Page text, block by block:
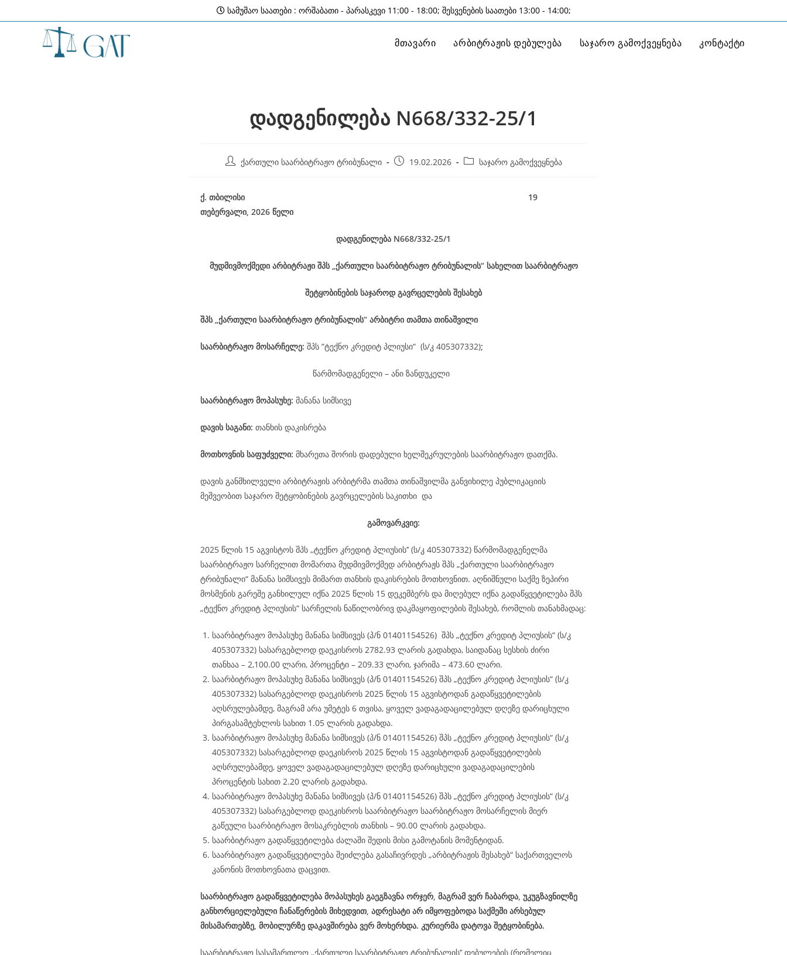
to
სამუშაო საათები : ორშაბათი - პარასკევი 11:00 - 18:00; შესვენების საათები 13:00 - 14:00;
მთავარი არბიტრაჟის დებულება საჯარო გამოქვეყნება კონტაქტი
დადგენილება N668/332-25/1
Post ქართული საარბიტრაჟო ტრიბუნალი
Post 19.02.2026
Post საჯარო გამოქვეყნება
ქ. თბილისი
19
თებერვალი, 2026 წელი
დადგენილება N668/332-25/1
მუდმივმოქმედი არბიტრაჟი შპს „ქართული საარბიტრაჟო ტრიბუნალის“ სახელით საარბიტრაჟო
შეტყობინების საჯაროდ გავრცელების შესახებ
შპს „ქართული საარბიტრაჟო ტრიბუნალის“ არბიტრი თამთა თინაშვილი
საარბიტრაჟო მოსარჩელე: შპს “ტექნო კრედიტ პლიუსი“ (ს/კ 405307332);
წარმომადგენელი – ანი ზანდუკელი
საარბიტრაჟო მოპასუხე: მანანა სიმსივე
დავის საგანი: თანხის დაკისრება
მოთხოვნის საფუძველი: მხარეთა შორის დადებული ხელშეკრულების საარბიტრაჟო დათქმა.
დავის განმხილველი არბიტრაჟის არბიტრმა თამთა თინაშვილმა განვიხილე პუბლიკაციის
მეშვეობით საჯარო შეტყობინების გავრცელების საკითხი და
გამოვარკვიე:
2025 წლის 15 აგვისტოს შპს ,,ტექნო კრედიტ პლიუსის’’ (ს/კ 405307332) წარმომადგენელმა
საარბიტრაჟო სარჩელით მომართა მუდმივმოქმედ არბიტრაჟს შპს „ქართული საარბიტრაჟო
ტრიბუნალი“ მანანა სიმსივეს მიმართ თანხის დაკისრების მოთხოვნით. აღნიშნული საქმე ზეპირი
მოსმენის გარეშე განხილულ იქნა 2025 წლის 15 დეკემბერს და მიღებულ იქნა გადაწყვეტილება შპს
„ტექნო კრედიტ პლიუსის“ სარჩელის ნაწილობრივ დაკმაყოფილების შესახებ, რომლის თანახმადაც:
საარბიტრაჟო მოპასუხე მანანა სიმსივეს (პ/ნ 01401154526) შპს „ტექნო კრედიტ პლიუსის“ (ს/კ
405307332) სასარგებლოდ დაეკისროს 2782.93 ლარის გადახდა, საიდანაც სესხის ძირი
თანხაა – 2,100.00 ლარი, პროცენტი – 209.33 ლარი, ჯარიმა – 473.60 ლარი.
საარბიტრაჟო მოპასუხე მანანა სიმსივეს (პ/ნ 01401154526) შპს „ტექნო კრედიტ პლიუსის“ (ს/კ
405307332) სასარგებლოდ დაეკისროს 2025 წლის 15 აგვისტოდან გადაწყვეტილების
აღსრულებამდე, მაგრამ არა უმეტეს 6 თვისა, ყოველ ვადაგადაცილებულ დღეზე დარიცხული
პირგასამტეხლოს სახით 1.05 ლარის გადახდა.
საარბიტრაჟო მოპასუხე მანანა სიმსივეს (პ/ნ 01401154526) შპს „ტექნო კრედიტ პლიუსის“ (ს/კ
405307332) სასარგებლოდ დაეკისროს 2025 წლის 15 აგვისტოდან გადაწყვეტილების
აღსრულებამდე, ყოველ ვადაგადაცილებულ დღეზე დარიცხული ვადაგადაცილების
პროცენტის სახით 2.20 ლარის გადახდა.
საარბიტრაჟო მოპასუხე მანანა სიმსივეს (პ/ნ 01401154526) შპს „ტექნო კრედიტ პლიუსის“ (ს/კ
405307332) სასარგებლოდ დაეკისროს საარბიტრაჟო საარბიტრაჟო მოსარჩელის მიერ
გაწეული საარბიტრაჟო მოსაკრებლის თანხის – 90.00 ლარის გადახდა.
საარბიტრაჟო გადაწყვეტილება ძალაში შედის მისი გამოტანის მომენტიდან.
საარბიტრაჟო გადაწყვეტილება შეიძლება გასაჩივრდეს „არბიტრაჟის შესახებ“ საქართველოს
კანონის მოთხოვნათა დაცვით.
საარბიტრაჟო გადაწყვეტილება მოპასუხეს გაეგზავნა ორჯერ, მაგრამ ვერ ჩაბარდა, უკუგზავნილზე
განხორციელებული ჩანაწერების მიხედვით, ადრესატი არ იმყოფებოდა საქმეში არსებულ
მისამართებზე, მობილურზე დაკავშირება ვერ მოხერხდა. კურიერმა დატოვა შეტყობინება.
საარბიტრაჟო სასამართლო ,,ქართული საარბიტრაჟო ტრიბუნალის’’ დებულების (რომელიც